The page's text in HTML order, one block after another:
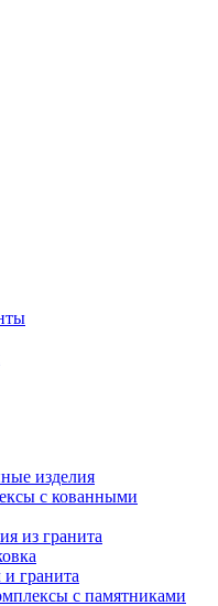
изделия
с кованными
из гранита
гранита
с памятниками